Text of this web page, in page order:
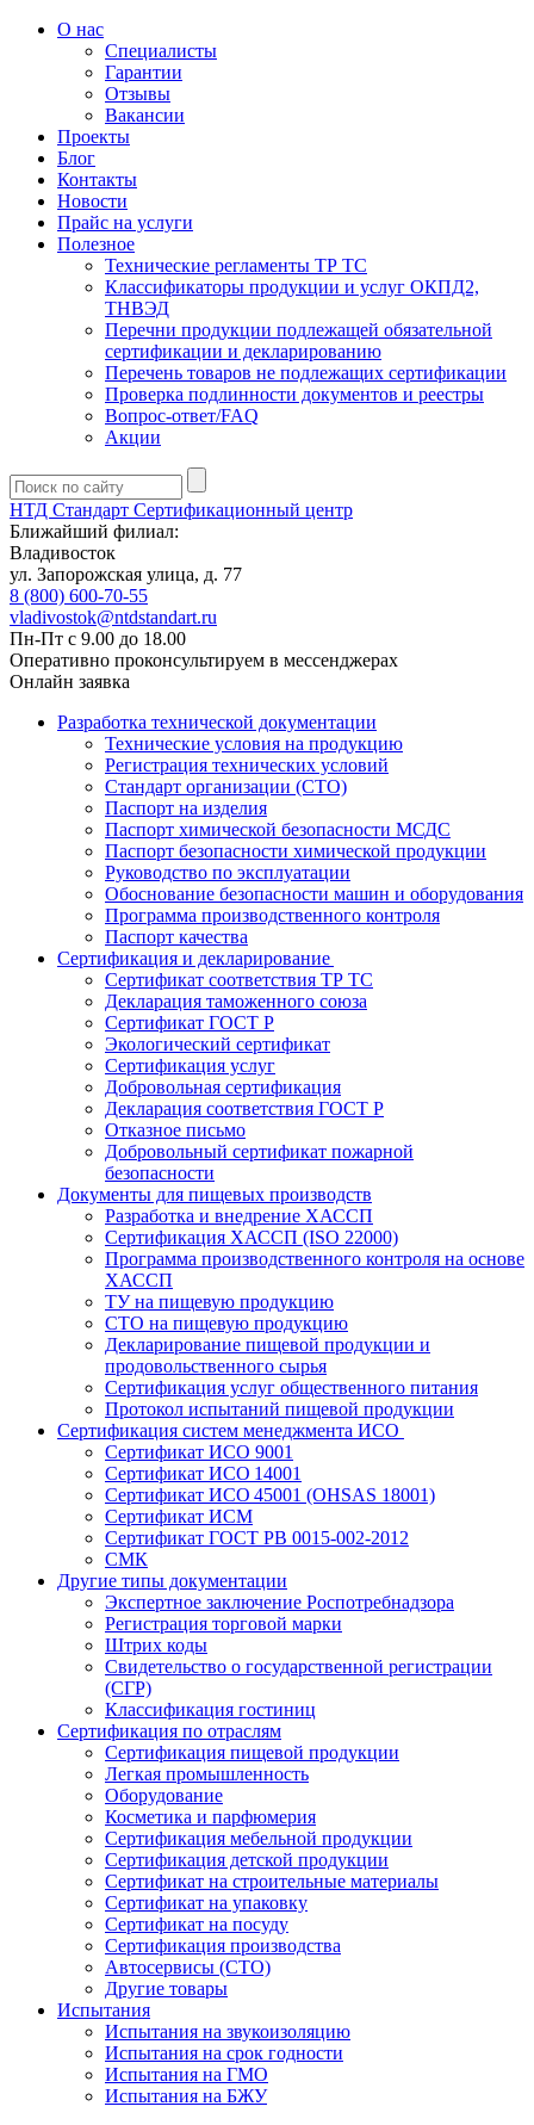
О нас
Специалисты
Гарантии
Отзывы
Вакансии
Проекты
Блог
Контакты
Новости
Прайс на услуги
Полезное
Технические регламенты ТР ТС
Классификаторы продукции и услуг ОКПД2,
ТНВЭД
Перечни продукции подлежащей обязательной
сертификации и декларированию
Перечень товаров не подлежащих сертификации
Проверка подлинности документов и реестры
Вопрос-ответ/FAQ
Акции
НТД Стандарт Сертификационный центр
Ближайший филиал:
Владивосток
ул. Запорожская улица, д. 77
8 (800) 600-70-55
vladivostok@ntdstandart.ru
Пн-Пт с 9.00 до 18.00
Оперативно проконсультируем в мессенджерах
Онлайн заявка
Разработка технической документации
Технические условия на продукцию
Регистрация технических условий
Стандарт организации (СТО)
Паспорт на изделия
Паспорт химической безопасности МСДС
Паспорт безопасности химической продукции
Руководство по эксплуатации
Обоснование безопасности машин и оборудования
Программа производственного контроля
Паспорт качества
Сертификация и декларирование
Сертификат соответствия ТР ТС
Декларация таможенного союза
Сертификат ГОСТ Р
Экологический сертификат
Сертификация услуг
Добровольная сертификация
Декларация соответствия ГОСТ Р
Отказное письмо
Добровольный сертификат пожарной
безопасности
Документы для пищевых производств
Разработка и внедрение ХАССП
Сертификация ХАССП (ISO 22000)
Программа производственного контроля на основе
ХАССП
ТУ на пищевую продукцию
СТО на пищевую продукцию
Декларирование пищевой продукции и
продовольственного сырья
Сертификация услуг общественного питания
Протокол испытаний пищевой продукции
Сертификация систем менеджмента ИСО
Сертификат ИСО 9001
Сертификат ИСО 14001
Сертификат ИСО 45001 (OHSAS 18001)
Сертификат ИСМ
Сертификат ГОСТ РВ 0015-002-2012
СМК
Другие типы документации
Экспертное заключение Роспотребнадзора
Регистрация торговой марки
Штрих коды
Свидетельство о государственной регистрации
(СГР)
Классификация гостиниц
Сертификация по отраслям
Сертификация пищевой продукции
Легкая промышленность
Оборудование
Косметика и парфюмерия
Сертификация мебельной продукции
Сертификация детской продукции
Сертификат на строительные материалы
Сертификат на упаковку
Сертификат на посуду
Сертификация производства
Автосервисы (СТО)
Другие товары
Испытания
Испытания на звукоизоляцию
Испытания на срок годности
Испытания на ГМО
Испытания на БЖУ